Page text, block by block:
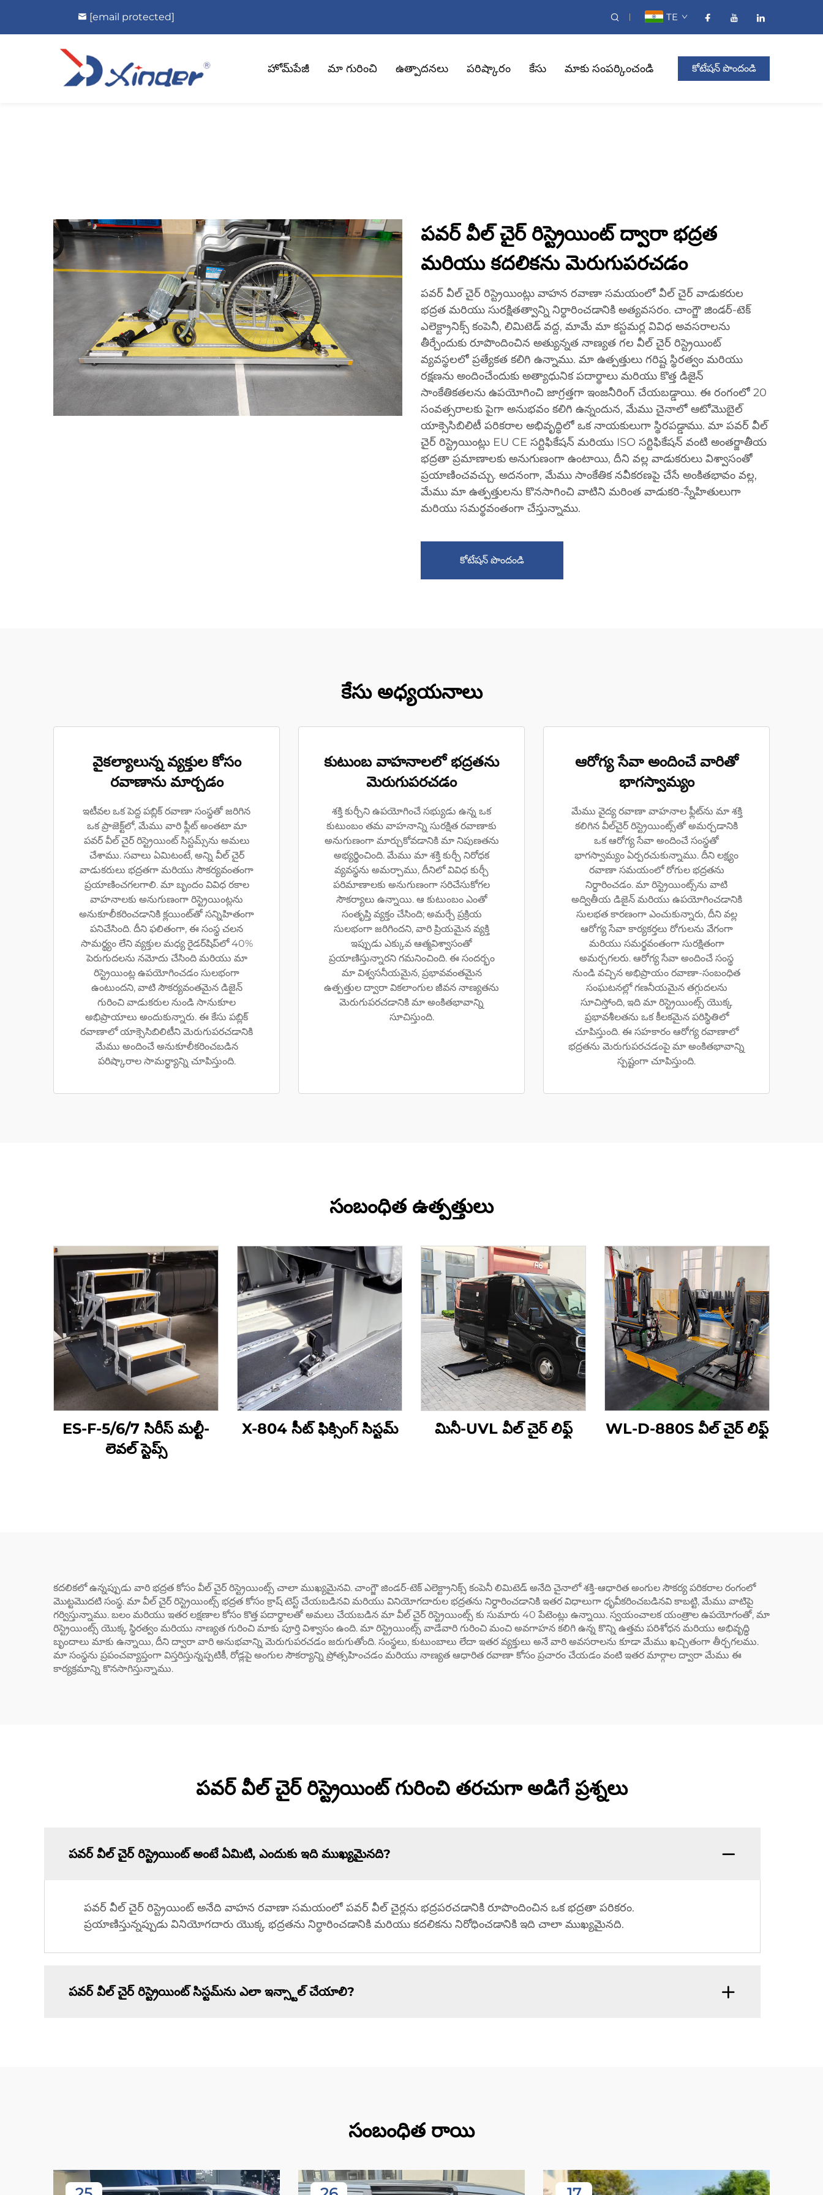
[email protected] TE
హోమ్‌పేజీ మా గురించి ఉత్పాదనలు పరిష్కారం కేసు మాకు సంపర్కించండి కోటేషన్ పొందండి
పవర్ వీల్ చైర్ రిస్ట్రెయింట్ ద్వారా భద్రత
మరియు కదలికను మెరుగుపరచడం
పవర్ వీల్ చైర్ రిస్ట్రెయింట్లు వాహన రవాణా సమయంలో వీల్ చైర్ వాడుకరుల
భద్రత మరియు సురక్షితత్వాన్ని నిర్ధారించడానికి అత్యవసరం. చాంగ్జౌ జిండర్-టెక్
ఎలెక్ట్రానిక్స్ కంపెనీ, లిమిటెడ్ వద్ద, మామే మా కస్టమర్ల వివిధ అవసరాలను
తీర్చేందుకు రూపొందించిన అత్యున్నత నాణ్యత గల వీల్ చైర్ రిస్ట్రెయింట్
వ్యవస్థలలో ప్రత్యేకత కలిగి ఉన్నాము. మా ఉత్పత్తులు గరిష్ట స్థిరత్వం మరియు
రక్షణను అందించేందుకు అత్యాధునిక పదార్థాలు మరియు కొత్త డిజైన్
సాంకేతికతలను ఉపయోగించి జాగ్రత్తగా ఇంజనీరింగ్ చేయబడ్డాయి. ఈ రంగంలో 20
సంవత్సరాలకు పైగా అనుభవం కలిగి ఉన్నందున, మేము చైనాలో ఆటోమొబైల్
యాక్సెసిబిలిటీ పరికరాల అభివృద్ధిలో ఒక నాయకులుగా స్థిరపడ్డాము. మా పవర్ వీల్
చైర్ రిస్ట్రెయింట్లు EU CE సర్టిఫికేషన్ మరియు ISO సర్టిఫికేషన్ వంటి అంతర్జాతీయ
భద్రతా ప్రమాణాలకు అనుగుణంగా ఉంటాయి, దీని వల్ల వాడుకరులు విశ్వాసంతో
ప్రయాణించవచ్చు. అదనంగా, మేము సాంకేతిక నవీకరణపై చేసే అంకితభావం వల్ల,
మేము మా ఉత్పత్తులను కొనసాగించి వాటిని మరింత వాడుకరి-స్నేహితులుగా
మరియు సమర్థవంతంగా చేస్తున్నాము.
కోటేషన్ పొందండి
కేసు అధ్యయనాలు
వైకల్యాలున్న వ్యక్తుల కోసం
రవాణాను మార్చడం
ఇటీవల ఒక పెద్ద పబ్లిక్ రవాణా సంస్థతో జరిగిన
ఒక ప్రాజెక్ట్‌లో, మేము వారి ఫ్లీట్ అంతటా మా
పవర్ వీల్ చైర్ రిస్ట్రెయింట్ సిస్టమ్స్‌ను అమలు
చేశాము. సవాలు ఏమిటంటే, అన్ని వీల్ చైర్
వాడుకరులు భద్రతగా మరియు సౌకర్యవంతంగా
ప్రయాణించగలగాలి. మా బృందం వివిధ రకాల
వాహనాలకు అనుగుణంగా రిస్ట్రెయింట్లను
అనుకూలీకరించడానికి క్లయింట్‌తో సన్నిహితంగా
పనిచేసింది. దీని ఫలితంగా, ఈ సంస్థ చలన
సామర్థ్యం లేని వ్యక్తుల మధ్య రైడర్‌షిప్‌లో 40%
పెరుగుదలను నమోదు చేసింది మరియు మా
రిస్ట్రెయింట్ల ఉపయోగించడం సులభంగా
ఉంటుందని, వాటి సౌకర్యవంతమైన డిజైన్
గురించి వాడుకరుల నుండి సానుకూల
అభిప్రాయాలు అందుకున్నారు. ఈ కేసు పబ్లిక్
రవాణాలో యాక్సెసిబిలిటీని మెరుగుపరచడానికి
మేము అందించే అనుకూలీకరించబడిన
పరిష్కారాల సామర్థ్యాన్ని చూపిస్తుంది.
కుటుంబ వాహనాలలో భద్రతను
మెరుగుపరచడం
శక్తి కుర్చీని ఉపయోగించే సభ్యుడు ఉన్న ఒక
కుటుంబం తమ వాహనాన్ని సురక్షిత రవాణాకు
అనుగుణంగా మార్చుకోవడానికి మా నిపుణతను
అభ్యర్థించింది. మేము మా శక్తి కుర్చీ నిరోధక
వ్యవస్థను అమర్చాము, దీనిలో వివిధ కుర్చీ
పరిమాణాలకు అనుగుణంగా సరిచేసుకోగల
సౌకర్యాలు ఉన్నాయి. ఆ కుటుంబం ఎంతో
సంతృప్తి వ్యక్తం చేసింది; అమర్చే ప్రక్రియ
సులభంగా జరిగిందని, వారి ప్రియమైన వ్యక్తి
ఇప్పుడు ఎక్కువ ఆత్మవిశ్వాసంతో
ప్రయాణిస్తున్నారని గమనించింది. ఈ సందర్భం
మా విశ్వసనీయమైన, ప్రభావవంతమైన
ఉత్పత్తుల ద్వారా వికలాంగుల జీవన నాణ్యతను
మెరుగుపరచడానికి మా అంకితభావాన్ని
సూచిస్తుంది.
ఆరోగ్య సేవా అందించే వారితో
భాగస్వామ్యం
మేము వైద్య రవాణా వాహనాల ఫ్లీట్‌ను మా శక్తి
కలిగిన వీల్‌చైర్ రిస్ట్రెయింట్స్‌తో అమర్చడానికి
ఒక ఆరోగ్య సేవా అందించే సంస్థతో
భాగస్వామ్యం ఏర్పరచుకున్నాము. దీని లక్ష్యం
రవాణా సమయంలో రోగుల భద్రతను
నిర్ధారించడం. మా రిస్ట్రెయింట్స్‌ను వాటి
అద్వితీయ డిజైన్ మరియు ఉపయోగించడానికి
సులభత కారణంగా ఎంచుకున్నారు, దీని వల్ల
ఆరోగ్య సేవా కార్యకర్తలు రోగులను వేగంగా
మరియు సమర్థవంతంగా సురక్షితంగా
అమర్చగలరు. ఆరోగ్య సేవా అందించే సంస్థ
నుండి వచ్చిన అభిప్రాయం రవాణా-సంబంధిత
సంఘటనల్లో గణనీయమైన తగ్గుదలను
సూచిస్తోంది, ఇది మా రిస్ట్రెయింట్స్ యొక్క
ప్రభావశీలతను ఒక కీలకమైన పరిస్థితిలో
చూపిస్తుంది. ఈ సహకారం ఆరోగ్య రవాణాలో
భద్రతను మెరుగుపరచడంపై మా అంకితభావాన్ని
స్పష్టంగా చూపిస్తుంది.
సంబంధిత ఉత్పత్తులు
ES-F-5/6/7 సిరీస్ మల్టీ-
లెవల్ స్టెప్స్
X-804 సీట్ ఫిక్సింగ్ సిస్టమ్ మినీ-UVL వీల్ చైర్ లిఫ్ట్ WL-D-880S వీల్ చైర్ లిఫ్ట్
కదలికలో ఉన్నప్పుడు వారి భద్రత కోసం వీల్ చైర్ రిస్ట్రెయింట్స్ చాలా ముఖ్యమైనవి. చాంగ్జౌ జిండర్-టెక్ ఎలెక్ట్రానిక్స్ కంపెనీ లిమిటెడ్ అనేది చైనాలో శక్తి-ఆధారిత అంగుల సౌకర్య పరికరాల రంగంలో
మొట్టమొదటి సంస్థ. మా వీల్ చైర్ రిస్ట్రెయింట్స్ భద్రత కోసం క్రాష్ టెస్ట్ చేయబడినవి మరియు వినియోగదారుల భద్రతను నిర్ధారించడానికి ఇతర విధాలుగా ధృవీకరించబడినవి కాబట్టి, మేము వాటిపై
గర్విస్తున్నాము. బలం మరియు ఇతర లక్షణాల కోసం కొత్త పదార్థాలతో అమలు చేయబడిన మా వీల్ చైర్ రిస్ట్రెయింట్స్ కు సుమారు 40 పేటెంట్లు ఉన్నాయి. స్వయంచాలక యంత్రాల ఉపయోగంతో, మా
రిస్ట్రెయింట్స్ యొక్క స్థిరత్వం మరియు నాణ్యత గురించి మాకు పూర్తి విశ్వాసం ఉంది. మా రిస్ట్రెయింట్స్ వాడేవారి గురించి మంచి అవగాహన కలిగి ఉన్న కొన్ని ఉత్తమ పరిశోధన మరియు అభివృద్ధి
బృందాలు మాకు ఉన్నాయి, దీని ద్వారా వారి అనుభవాన్ని మెరుగుపరచడం జరుగుతోంది. సంస్థలు, కుటుంబాలు లేదా ఇతర వ్యక్తులు అనే వారి అవసరాలను కూడా మేము ఖచ్చితంగా తీర్చగలము.
మా సంస్థను ప్రపంచవ్యాప్తంగా విస్తరిస్తున్నప్పటికీ, రోడ్లపై అంగుల సౌకర్యాన్ని ప్రోత్సహించడం మరియు నాణ్యత ఆధారిత రవాణా కోసం ప్రచారం చేయడం వంటి ఇతర మార్గాల ద్వారా మేము ఈ
కార్యక్రమాన్ని కొనసాగిస్తున్నాము.
పవర్ వీల్ చైర్ రిస్ట్రెయింట్ గురించి తరచుగా అడిగే ప్రశ్నలు
పవర్ వీల్ చైర్ రిస్ట్రెయింట్ అంటే ఏమిటి, ఎందుకు ఇది ముఖ్యమైనది?
పవర్ వీల్ చైర్ రిస్ట్రెయింట్ అనేది వాహన రవాణా సమయంలో పవర్ వీల్ చైర్లను భద్రపరచడానికి రూపొందించిన ఒక భద్రతా పరికరం.
ప్రయాణిస్తున్నప్పుడు వినియోగదారు యొక్క భద్రతను నిర్ధారించడానికి మరియు కదలికను నిరోధించడానికి ఇది చాలా ముఖ్యమైనది.
పవర్ వీల్ చైర్ రిస్ట్రెయింట్ సిస్టమ్‌ను ఎలా ఇన్స్టాల్ చేయాలి?
సంబంధిత రాయి